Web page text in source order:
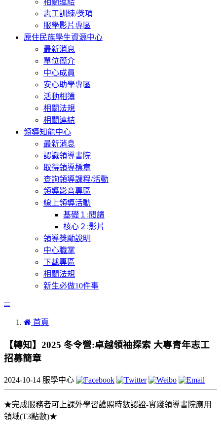
志工訓練/獎項
服學影片專區
原住民族學生資源中心
最新消息
單位簡介
中心成員
安心助學專區
活動相簿
相關法規
相關連結
領導知能中心
最新消息
認識領導書院
取得領導標章
查詢領導課程/活動
領導影音專區
線上領導活動
基礎１:閱讀
核心２:影片
領導獎勵說明
中心職掌
下載專區
相關法規
新生必做10件事
:::
首頁
【轉知】2025 冬令營:卓越領袖探索 大專青年志工
招募簡章
2024-10-14 服學中心
★完成服務者可上課外學習護照時數認證-實踐領導書院應用
領域(T3點數)★